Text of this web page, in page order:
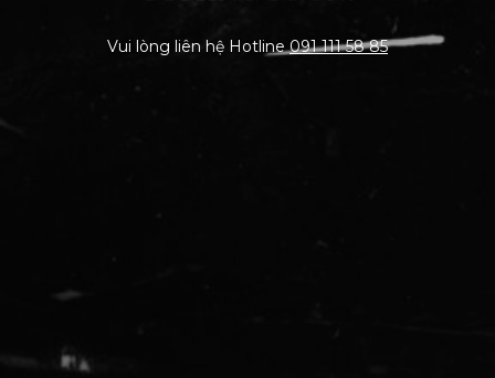
Vui lòng liên hệ Hotline091 111 58 85